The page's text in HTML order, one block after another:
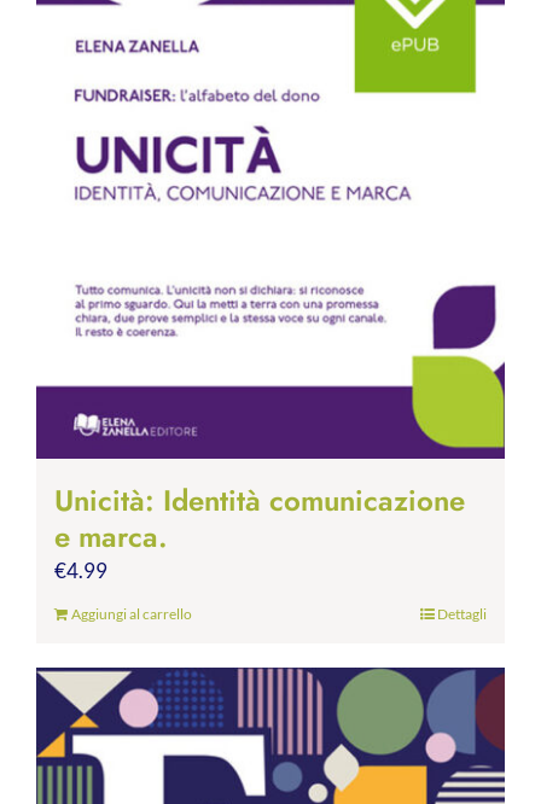
Unicità: Identità comunicazione
e marca.
€4.99
Aggiungi al carrello Dettagli